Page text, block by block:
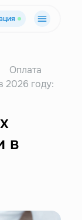
Оплата
2026 году:
в